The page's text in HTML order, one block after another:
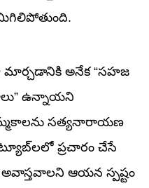
మిగిలిపోతుంది.
మార్చడానికి అనేక “సహజ
ఉన్నాయని
సత్యనారాయణ
ప్రచారం చేసే
ఆయన స్పష్టం